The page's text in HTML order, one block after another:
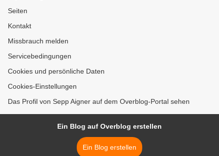
Seiten
Kontakt
Missbrauch melden
Servicebedingungen
Cookies und persönliche Daten
Cookies-Einstellungen
Das Profil von Sepp Aigner auf dem Overblog-Portal sehen
Ein Blog auf Overblog erstellen
Ein Blog erstellen